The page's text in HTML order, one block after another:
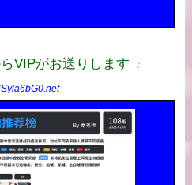
VIPがお送りします ：